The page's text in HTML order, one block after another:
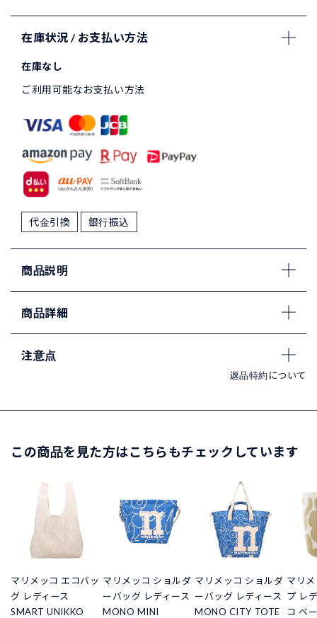
在庫状況 / お支払い方法
在庫なし
ご利用可能なお支払い方法
代金引換 銀行振込
商品説明
商品詳細
注意点
返品特約について
この商品を見た方はこちらもチェックしています
マリメッコ エコバッ
グ レディース
SMART UNIKKO
マリメッコ ショルダ
ーバッグ レディース
MONO MINI
マリメッコ ショルダ
ーバッグ レディース
MONO CITY TOTE
マリ
プ レ
コ ベ